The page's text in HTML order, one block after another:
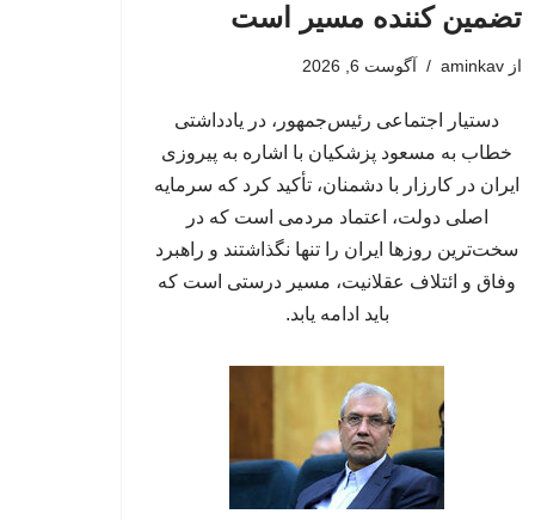
تضمین کننده مسیر است
از aminkav آگوست 6, 2026
دستیار اجتماعی رئیس‌جمهور، در یادداشتی
خطاب به مسعود پزشکیان با اشاره به پیروزی
ایران در کارزار با دشمنان، تأکید کرد که سرمایه
اصلی دولت، اعتماد مردمی است که در
سخت‌ترین روزها ایران را تنها نگذاشتند و راهبرد
وفاق و ائتلاف عقلانیت، مسیر درستی است که
باید ادامه یابد.